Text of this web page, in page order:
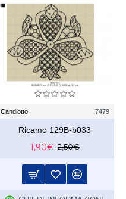
Candiotto 7479
Ricamo 129B-b033
1,90€ 2,50€